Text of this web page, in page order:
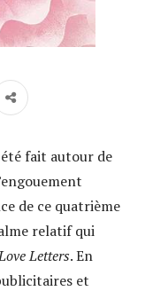
fait autour de
de ce quatrième
relatif qui
Letters. En
et